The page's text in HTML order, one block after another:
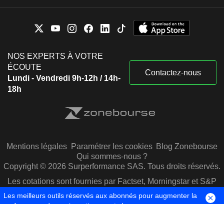
NOS EXPERTS À VOTRE
ÉCOUTE
Lundi - Vendredi 9h-12h / 14h-
18h
Contactez-nous
Mentions légales Paramétrer les cookies Blog Zonebourse
Qui sommes-nous ?
Copyright © 2026 Surperformance SAS. Tous droits réservés.
Les cotations sont fournies par Factset, Morningstar et S&P
Capital IQ
Les meilleurs outils réservés aux abonnés pour augmenter la